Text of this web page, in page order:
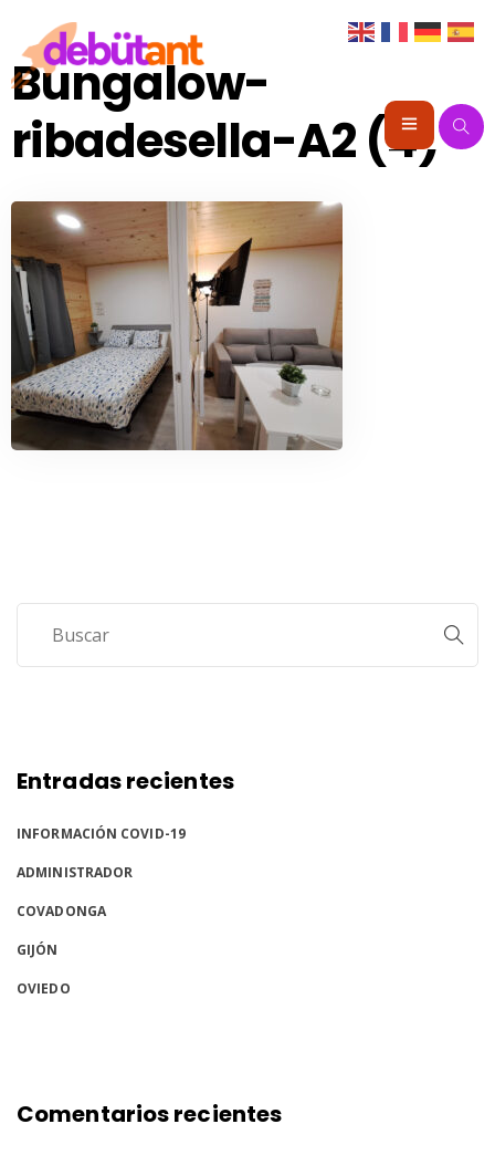
Portada
Instalaciones
Alojamiento
Animación
Tarifas
Contacto
Bungalow-
ribadesella-A2 (4)
Entradas recientes
INFORMACIÓN COVID-19
ADMINISTRADOR
COVADONGA
GIJÓN
OVIEDO
Comentarios recientes